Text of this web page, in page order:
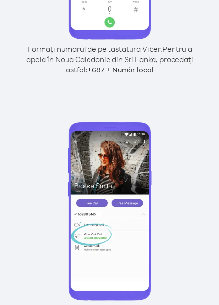
Formați numărul de pe tastatura Viber.Pentru a
apela în Noua Caledonie din Sri Lanka, procedați
astfel:+687+ Număr local